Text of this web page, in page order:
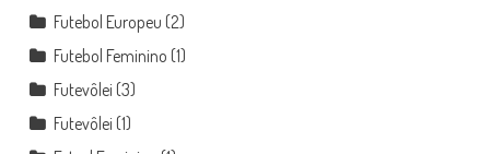
Futebol Europeu (2)
Futebol Feminino (1)
Futevôlei (3)
Futevôlei (1)